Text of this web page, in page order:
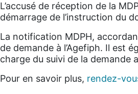
L’accusé de réception de la
démarrage de l’instruction du
La notification MDPH,
de demande à l’Agefiph. Il est
charge du suivi de la demande
Pour en savoir plus, rendez-